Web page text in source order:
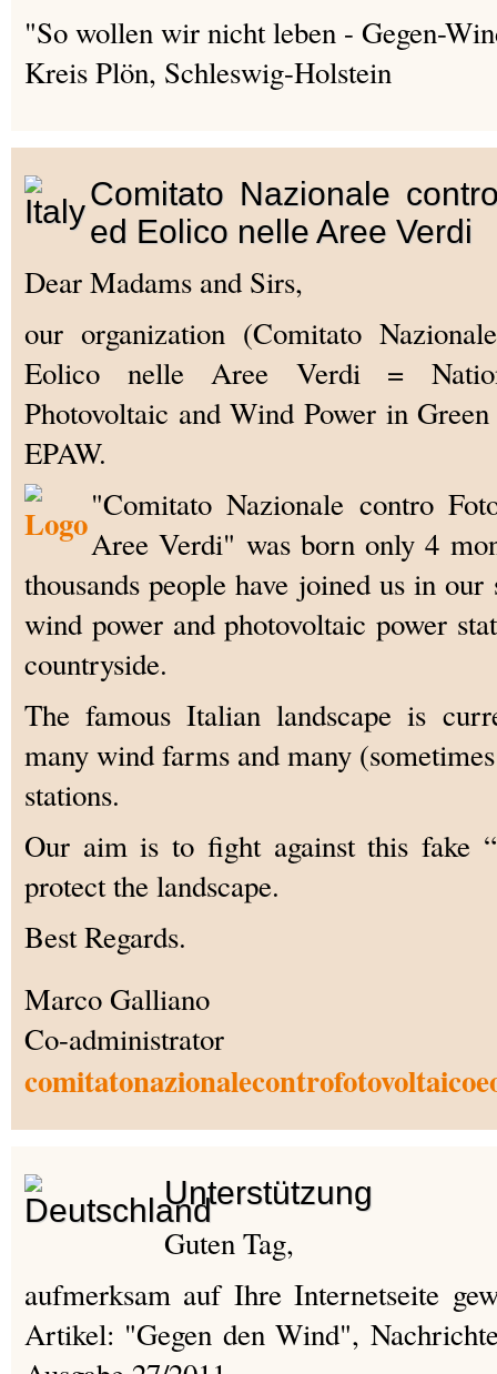
"So wollen wir nicht leben - Gegen-
Kreis Plön, Schleswig-Holstein
Comitato Nazionale
ed Eolico nelle Aree Verdi
Dear Madams and Sirs,
our organization (Comitato
Eolico nelle Aree Verdi =
Photovoltaic and Wind Power in
EPAW.
"Comitato Nazionale contro
Aree Verdi" was born only 4
thousands people have joined us in
wind power and photovoltaic power
countryside.
The famous Italian landscape is
many wind farms and many
stations.
Our aim is to fight against this fake
protect the landscape.
Best Regards.
Marco Galliano
Co-administrator
Unterstützung
Guten Tag,
aufmerksam auf Ihre Internetseite
Artikel: "Gegen den Wind",